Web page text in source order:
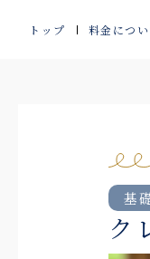
トップ 料金につい
基
ク